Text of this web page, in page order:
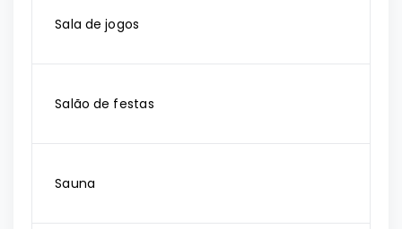
Sala de jogos
Salão de festas
Sauna